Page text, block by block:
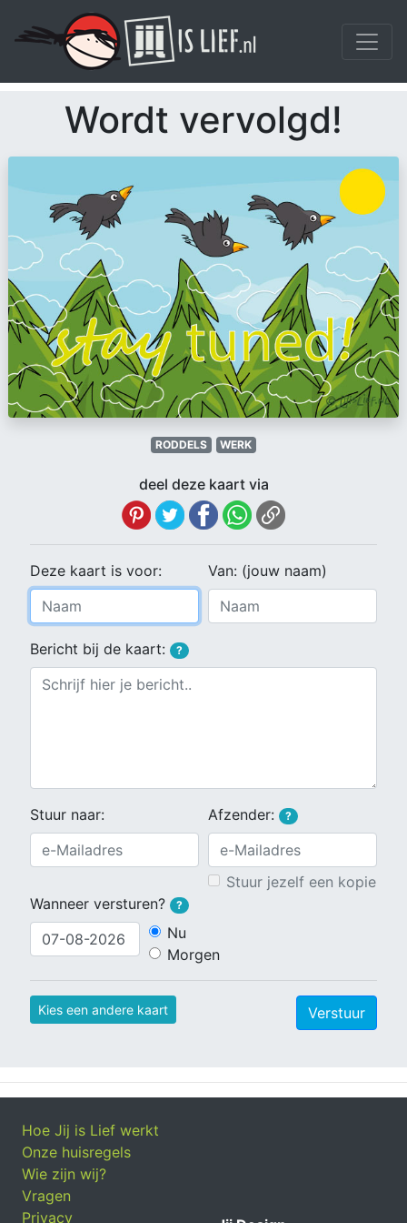
Wordt vervolgd!
RODDELS WERK
deel deze kaart via
Deze kaart is voor: Van: (jouw naam)
Bericht bij de kaart: ?
Stuur naar: Afzender: ?
Stuur jezelf een kopie
Wanneer versturen?
?
Nu
Morgen
Kies een andere kaart Verstuur
Hoe Jij is Lief werkt
Onze huisregels
Wie zijn wij?
Vragen
Privacy